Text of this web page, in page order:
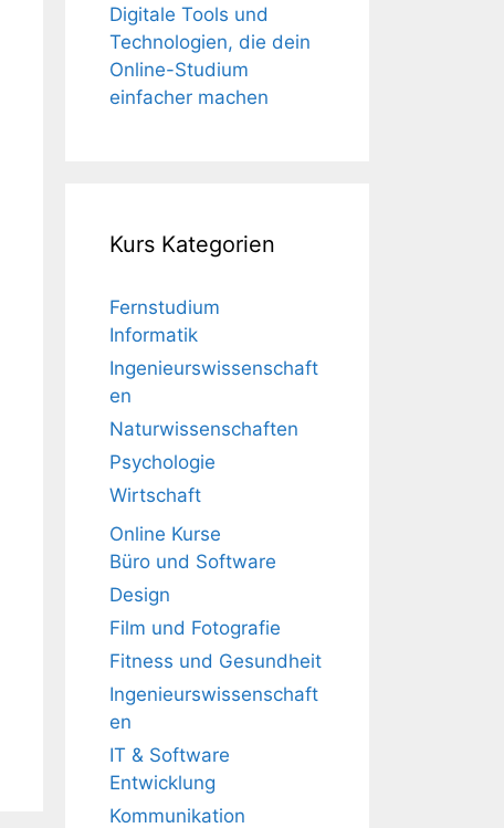
Digitale Tools und
Technologien, die dein
Online-Studium
einfacher machen
Kurs Kategorien
Fernstudium
Informatik
Ingenieurswissenschaft
en
Naturwissenschaften
Psychologie
Wirtschaft
Online Kurse
Büro und Software
Design
Film und Fotografie
Fitness und Gesundheit
Ingenieurswissenschaft
en
IT & Software
Entwicklung
Kommunikation